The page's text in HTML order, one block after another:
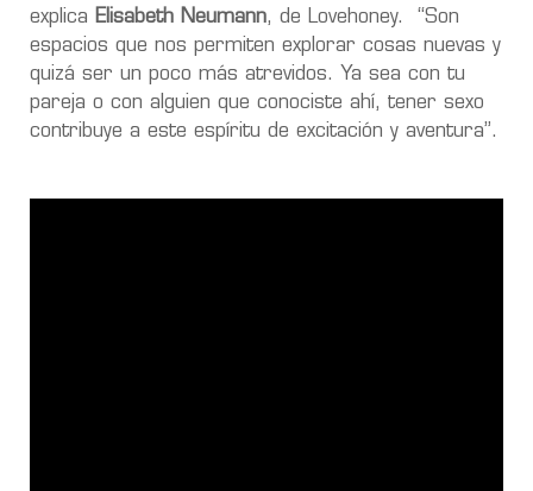
explica Elisabeth Neumann, de Lovehoney.
“Son
espacios que nos permiten explorar cosas nuevas y
quizá ser un poco más atrevidos. Ya sea con tu
pareja o con alguien que conociste ahí, tener sexo
contribuye a este espíritu de excitación y aventura”.